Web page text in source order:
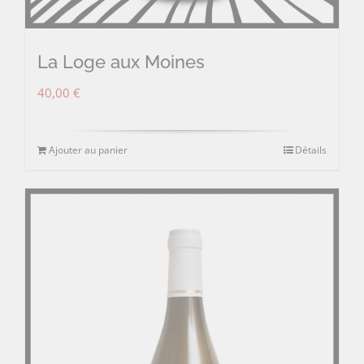
La Loge aux Moines
40,00 €
Ajouter au panier Détails